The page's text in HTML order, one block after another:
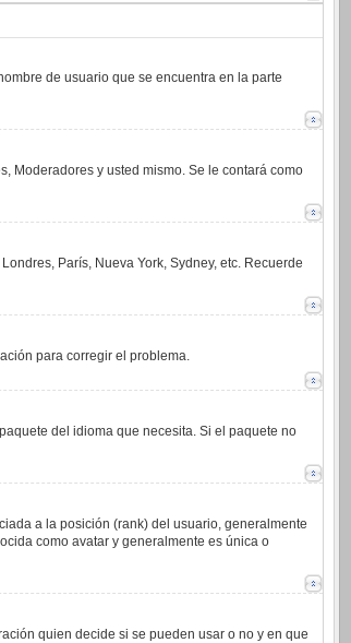
de usuario que se encuentra en la parte
Moderadores y usted mismo. Se le contará como
París, Nueva York, Sydney, etc. Recuerde
para corregir el problema.
del idioma que necesita. Si el paquete no
a la posición (rank) del usuario, generalmente
como avatar y generalmente es única o
quien decide si se pueden usar o no y en que